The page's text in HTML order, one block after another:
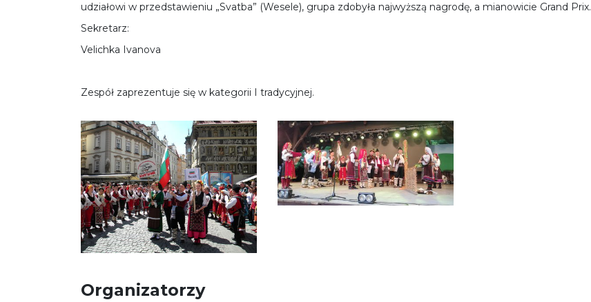
udziałowi w przedstawieniu „Svatba” (Wesele), grupa zdobyła najwyższą nagrodę, a mianowicie Grand Prix.
Sekretarz:
Velichka Ivanova
Zespół zaprezentuje się w kategorii I tradycyjnej.
Organizatorzy